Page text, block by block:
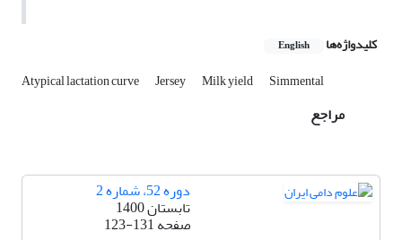
کلیدواژه‌ها English
Atypical lactation curve Jersey Milk yield Simmental
مراجع
دوره 52، شماره 2
تابستان 1400
صفحه123-131